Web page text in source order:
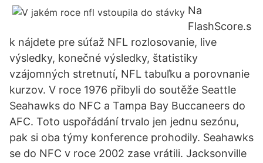
Na
FlashScore.s
k nájdete pre súťaž NFL rozlosovanie, live
výsledky, konečné výsledky, štatistiky
vzájomných stretnutí, NFL tabuľku a porovnanie
kurzov. V roce 1976 přibyli do soutěže Seattle
Seahawks do NFC a Tampa Bay Buccaneers do
AFC. Toto uspořádání trvalo jen jednu sezónu,
pak si oba týmy konference prohodily. Seahawks
se do NFC v roce 2002 zase vrátili. Jacksonville